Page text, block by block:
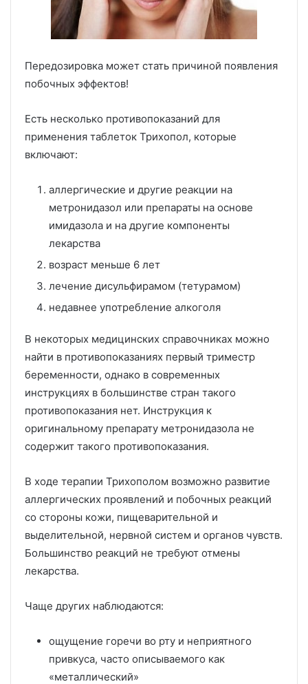
Передозировка может стать причиной появления
побочных эффектов!
Есть несколько противопоказаний для
применения таблеток Трихопол, которые
включают:
аллергические и другие реакции на
метронидазол или препараты на основе
имидазола и на другие компоненты
лекарства
возраст меньше 6 лет
лечение дисульфирамом (тетурамом)
недавнее употребление алкоголя
В некоторых медицинских справочниках можно
найти в противопоказаниях первый триместр
беременности, однако в современных
инструкциях в большинстве стран такого
противопоказания нет. Инструкция к
оригинальному препарату метронидазола не
содержит такого противопоказания.
В ходе терапии Трихополом возможно развитие
аллергических проявлений и побочных реакций
со стороны кожи, пищеварительной и
выделительной, нервной систем и органов чувств.
Большинство реакций не требуют отмены
лекарства.
Чаще других наблюдаются:
ощущение горечи во рту и неприятного
привкуса, часто описываемого как
«металлический»